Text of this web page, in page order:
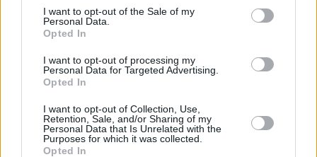
consent section.
I want to opt-out of the Sale of my
Personal Data.
Opted In
I want to opt-out of processing my
Personal Data for Targeted Advertising.
Opted In
I want to opt-out of Collection, Use,
Retention, Sale, and/or Sharing of my
Personal Data that Is Unrelated with the
Purposes for which it was collected.
Opted In
HÍREK, TREND, STÍLUS ÉS DESIGN
dolgozósarok a szekrényben,
konyhasziget, színes részletek